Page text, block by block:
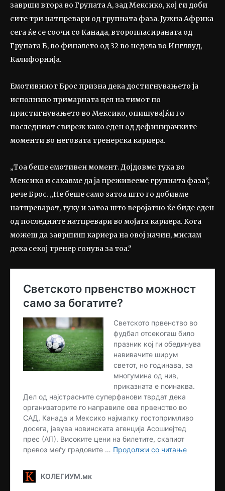
заврши втора во Групата А, зад Мексико, кој ги доби
сите три натпревари од групната фаза. Јужна Африка
сега ќе се соочи со Канада, второпласираната од
Групата Б, во финалето од 32 во недела во Инглвуд,
Калифорнија.
Емотивниот Брос призна дека достигнувањето ја
исполнило примарната цел на тимот по
пристигнувањето во Мексико, опишувајќи го
последниот свиреж како еден од дефинирачките
моменти во неговата тренерска кариера.
„Тоа беше емотивен момент. Дојдовме тука во
Мексико и сакавме да ја преживееме групната фаза“,
рече Брос. „Не беше само затоа што го добивме
натпреварот, туку и затоа што веројатно ќе биде еден
од последните натпревари во мојата кариера. Кога
можеш да завршиш кариера на овој начин, мислам
дека секој тренер сонува за тоа.“